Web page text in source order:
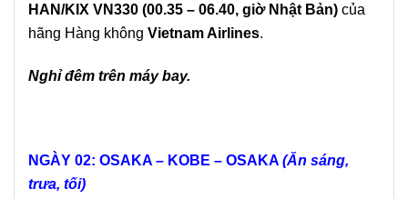
HAN/KIX VN330 (00.35 – 06.40, giờ Nhật Bản) của
hãng Hàng không Vietnam Airlines.
Nghỉ đêm trên máy bay.
NGÀY 02: OSAKA – KOBE – OSAKA (Ăn sáng,
trưa, tối)